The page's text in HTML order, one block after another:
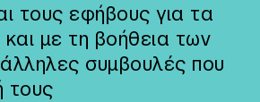
τους εφήβους για τα
με τη βοήθεια των
συμβουλές που
τους